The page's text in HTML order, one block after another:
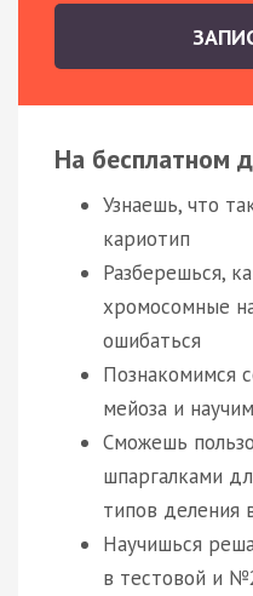
На бесплатном
Узнаешь, что
кариотип
Разберешься,
хромосомные
ошибаться
Познакомимся
мейоза и
Сможешь
шпаргалками
типов деления
Научишься
в тестовой и